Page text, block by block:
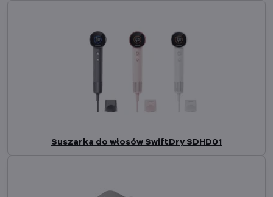
Suszarka do włosów SwiftDry SDHD01